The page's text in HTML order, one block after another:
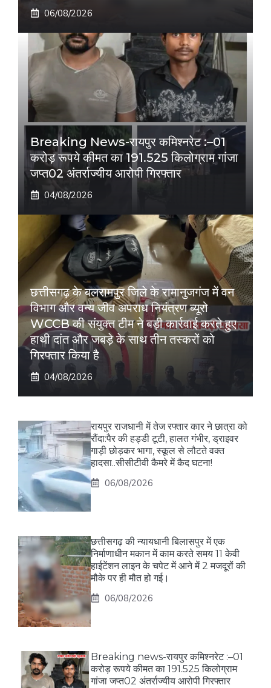
06/08/2026
Breaking News-रायपुर कमिश्नरेट :–01
करोड़ रूपये कीमत का 191.525 किलोग्राम गांजा
जप्त02 अंतर्राज्यीय आरोपी गिरफ्तार
04/08/2026
छत्तीसगढ़ के बलरामपुर जिले के रामानुजगंज में वन
विभाग और वन्य जीव अपराध नियंत्रण ब्यूरो
WCCB की संयुक्त टीम ने बड़ी कार्रवाई करते हुए
हाथी दांत और जबड़े के साथ तीन तस्करों को
गिरफ्तार किया है
04/08/2026
रायपुर राजधानी में तेज रफ्तार कार ने छात्रा को
रौंदा:पैर की हड्डी टूटी, हालत गंभीर, ड्राइवर
गाड़ी छोड़कर भागा, स्कूल से लौटते वक्त
हादसा..सीसीटीवी कैमरे में कैद घटना!
06/08/2026
छत्तीसगढ़ की न्यायधानी बिलासपुर में एक
निर्माणाधीन मकान में काम करते समय 11 केवी
हाईटेंशन लाइन के चपेट में आने में 2 मजदूरों की
मौके पर ही मौत हो गई।
06/08/2026
Breaking news-रायपुर कमिश्नरेट :–01
करोड़ रूपये कीमत का 191.525 किलोग्राम
गांजा जप्त02 अंतर्राज्यीय आरोपी गिरफ्तार